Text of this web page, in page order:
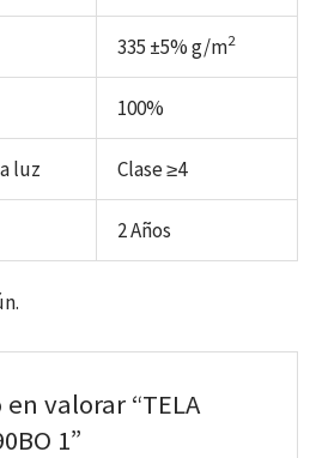
335 ±5% g/m2
100%
luz Clase ≥4
2 Años
valorar “TELA
1”